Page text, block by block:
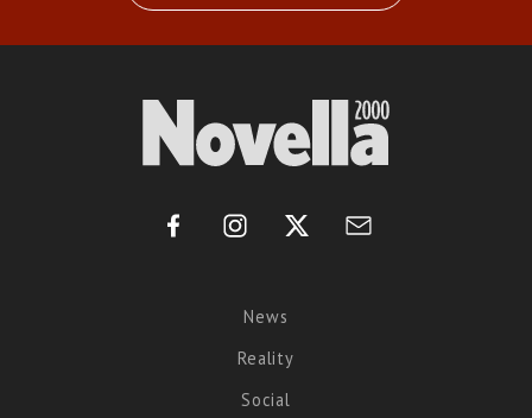
News
Reality
Social